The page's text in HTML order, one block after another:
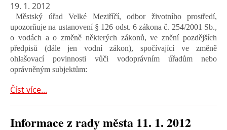
19. 1. 2012
Městský úřad Velké Meziříčí, odbor životního prostředí,
upozorňuje na ustanovení § 126 odst. 6 zákona č. 254/2001 Sb.,
o vodách a o změně některých zákonů, ve znění pozdějších
předpisů (dále jen vodní zákon), spočívající ve změně
ohlašovací povinnosti vůči vodoprávním úřadům nebo
oprávněným subjektům:
Číst více...
Informace z rady města 11. 1. 2012